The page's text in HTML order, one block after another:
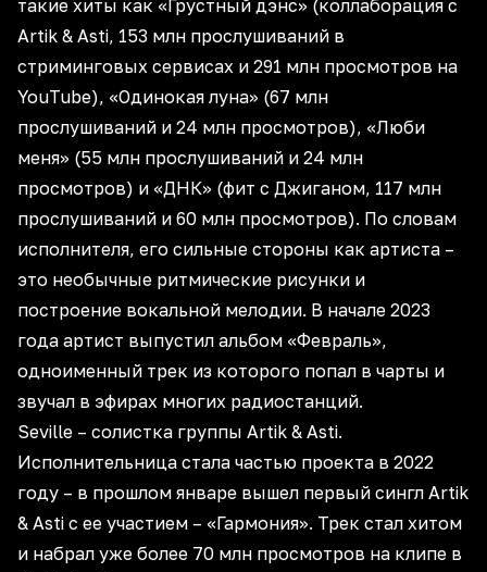
такие хиты как «Грустный дэнс» (коллаборация с
Artik & Asti, 153 млн прослушиваний в
стриминговых сервисах и 291 млн просмотров на
YouTube), «Одинокая луна» (67 млн
прослушиваний и 24 млн просмотров), «Люби
меня» (55 млн прослушиваний и 24 млн
просмотров) и «ДНК» (фит с Джиганом, 117 млн
прослушиваний и 60 млн просмотров). По словам
исполнителя, его сильные стороны как артиста –
это необычные ритмические рисунки и
построение вокальной мелодии. В начале 2023
года артист выпустил альбом «Февраль»,
одноименный трек из которого попал в чарты и
звучал в эфирах многих радиостанций.
Seville – солистка группы Artik & Asti.
Исполнительница стала частью проекта в 2022
году – в прошлом январе вышел первый сингл Artik
& Asti с ее участием – «Гармония». Трек стал хитом
и набрал уже более 70 млн просмотров на клипе в